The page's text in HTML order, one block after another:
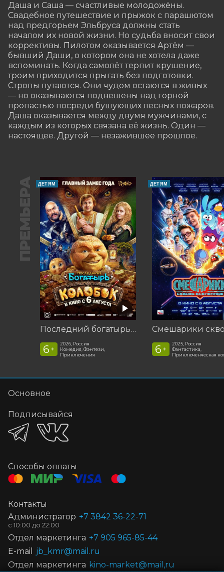
Даша и Саша — счастливые молодожёны.
Свадебное путешествие и прыжок с парашютом
над предгорьем Эльбруса должны стать
началом их новой жизни. Но судьба вносит свои
коррективы. Пилотом оказывается Артём —
бывший Даши, о котором она не хотела даже
вспоминать. Когда самолёт терпит крушение,
троим приходится прыгать без подготовки.
Стропы путаются. Они чудом остаются в живых
— но оказываются подвешены над горной
пропастью посреди бушующих лесных пожаров.
Даша оказывается между двумя мужчинами, с
каждым из которых связана её жизнь. Один —
настоящее. Другой — незажившее прошлое.
ПРЕМЬЕРА ДЕТЯМ
Последний богатырь. Колобок
6 +
2026, Россия
Комедия, Фэнтези,
Приключения
ДЕТЯМ
6 +
2025, Россия
Фантастика,
Приключенческая
Основное
Подписывайся
Способы оплаты
Контакты
Администратор +7 3842 36-22-71
Отдел маркетинга +7 905 965-85-44
E-mail
jb_kmr@mail.ru
Отдел маркетинга kino-market@mail,ru